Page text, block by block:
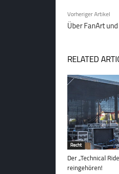
Vorheriger Artikel
Über FanArt
RELATED
Recht
Der „Technical
reingehören!